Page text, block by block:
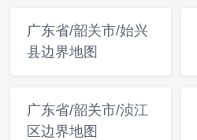
广东省/韶关市/始兴
县边界地图
广东省/韶关市/浈江
区边界地图